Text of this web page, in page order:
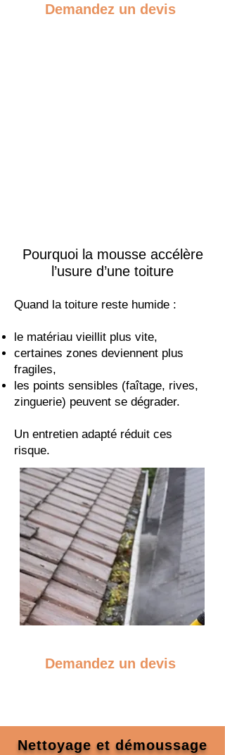
Demandez un devis
Pourquoi la mousse accélère
l’usure d’une toiture
Quand la toiture reste humide :
le matériau vieillit plus vite,
certaines zones deviennent plus
fragiles,
les points sensibles (faîtage, rives,
zinguerie) peuvent se dégrader.
Un entretien adapté réduit ces
risque.
Demandez un devis
Nettoyage et démoussage